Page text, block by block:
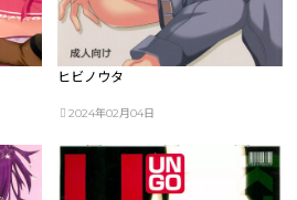
ヒビノウタ
2024年02月04日